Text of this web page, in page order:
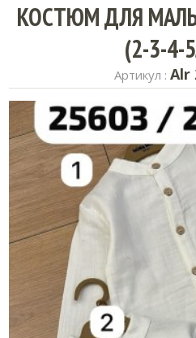
КОСТЮМ ДЛЯ
(2-3-4-
Артикул : Alr